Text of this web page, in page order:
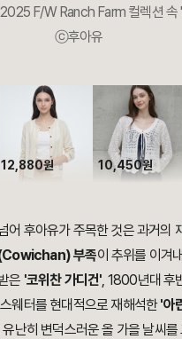
F/W Ranch Farm 컬렉션 속
ⓒ후아유
12,880원 10,450원
어 후아유가 주목한 것은 과거의
부족이 추위를 이겨
은 '코위찬 가디건' , 1800년대 후
웨터를 현대적으로 재해석한'아
난히 변덕스러운 올 가을 날씨를